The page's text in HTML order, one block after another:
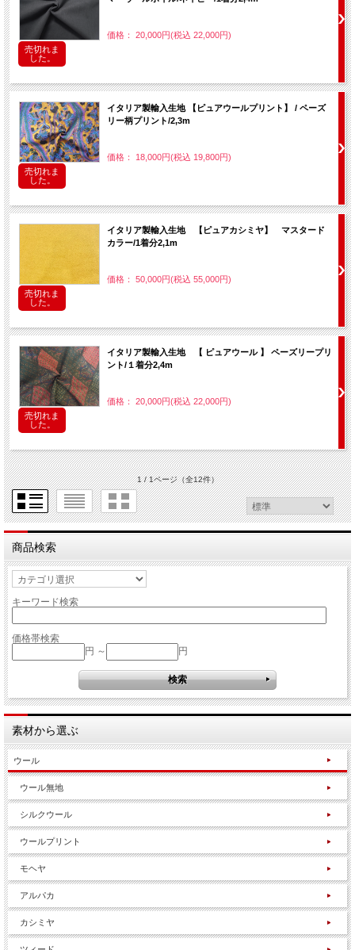
価格： 20,000円(税込 22,000円)
売切れま
した。
イタリア製輸入生地 【ピュアウールプリント】 / ペーズ
リー柄プリント/2,3m
価格： 18,000円(税込 19,800円)
売切れま
した。
イタリア製輸入生地 【ピュアカシミヤ】 マスタード
カラー/1着分2,1m
価格： 50,000円(税込 55,000円)
売切れま
した。
イタリア製輸入生地 【 ピュアウール 】 ペーズリープリ
ント/１着分2,4m
価格： 20,000円(税込 22,000円)
売切れま
した。
1 / 1ページ（全12件）
商品検索
キーワード検索
価格帯検索
円 ～
円
素材から選ぶ
ウール
ウール無地
シルクウール
ウールプリント
モヘヤ
アルパカ
カシミヤ